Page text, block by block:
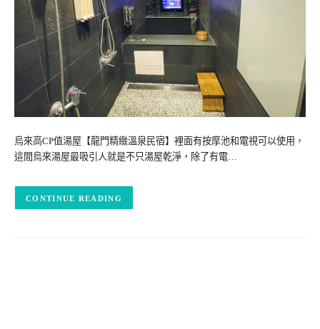
烏來高CP值湯屋【龍門精緻溫泉民宿】裡面有按摩池和電視可以使用，
這間烏來湯屋最吸引人就是不只湯屋乾淨，除了有電…
CONTINUE READING